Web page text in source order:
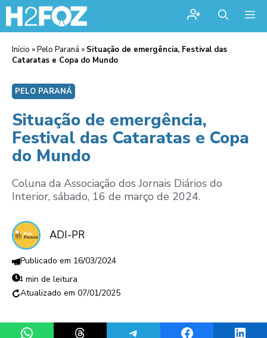
Início »Pelo Paraná » Situação de emergência, Festival das
Cataratas e Copa do Mundo
PELO PARANÁ
Situação de emergência,
Festival das Cataratas e Copa
do Mundo
Coluna da Associação dos Jornais Diários do
Interior, sábado, 16 de março de 2024.
ADI-PR
16/03/2024
4 min de leitura
07/01/2025
Share on WhatsAppShare on ThreadsShare on TelegramShare on Facebook